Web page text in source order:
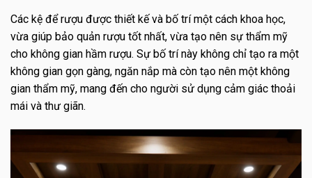
Các kệ để rượu được thiết kế và bố trí một cách khoa học,
vừa giúp bảo quản rượu tốt nhất, vừa tạo nên sự thẩm mỹ
cho không gian hầm rượu. Sự bố trí này không chỉ tạo ra một
không gian gọn gàng, ngăn nắp mà còn tạo nên một không
gian thẩm mỹ, mang đến cho người sử dụng cảm giác thoải
mái và thư giãn.